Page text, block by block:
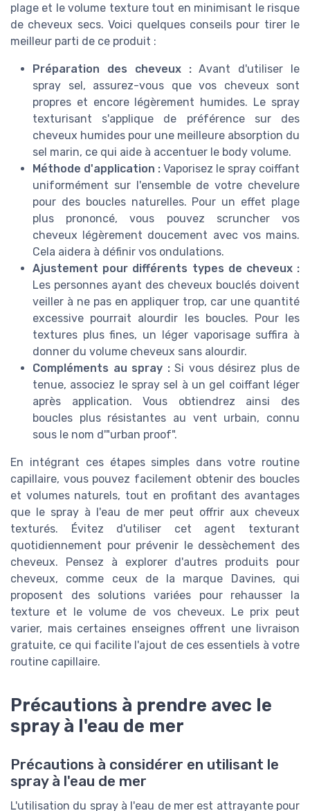
plage et le volume texture tout en minimisant le risque
de cheveux secs. Voici quelques conseils pour tirer le
meilleur parti de ce produit :
Préparation des cheveux :Avant d'utiliser le
spray sel, assurez-vous que vos cheveux sont
propres et encore légèrement humides. Le spray
texturisant s'applique de préférence sur des
cheveux humides pour une meilleure absorption du
sel marin, ce qui aide à accentuer le body volume.
Méthode d'application : Vaporisez le spray coiffant
uniformément sur l'ensemble de votre chevelure
pour des boucles naturelles. Pour un effet plage
plus prononcé, vous pouvez scruncher vos
cheveux légèrement doucement avec vos mains.
Cela aidera à définir vos ondulations.
Ajustement pour différents types de cheveux :
Les personnes ayant des cheveux bouclés doivent
veiller à ne pas en appliquer trop, car une quantité
excessive pourrait alourdir les boucles. Pour les
textures plus fines, un léger vaporisage suffira à
donner du volume cheveux sans alourdir.
Compléments au spray :Si vous désirez plus de
tenue, associez le spray sel à un gel coiffant léger
après application. Vous obtiendrez ainsi des
boucles plus résistantes au vent urbain, connu
sous le nom d'"urban proof".
En intégrant ces étapes simples dans votre routine
capillaire, vous pouvez facilement obtenir des boucles
et volumes naturels, tout en profitant des avantages
que le spray à l'eau de mer peut offrir aux cheveux
texturés. Évitez d'utiliser cet agent texturant
quotidiennement pour prévenir le dessèchement des
cheveux. Pensez à explorer d'autres produits pour
cheveux, comme ceux de la marque Davines, qui
proposent des solutions variées pour rehausser la
texture et le volume de vos cheveux. Le prix peut
varier, mais certaines enseignes offrent une livraison
gratuite, ce qui facilite l'ajout de ces essentiels à votre
routine capillaire.
Précautions à prendre avec le
spray à l'eau de mer
Précautions à considérer en utilisant le
spray à l'eau de mer
L'utilisation du spray à l'eau de mer est attrayante pour